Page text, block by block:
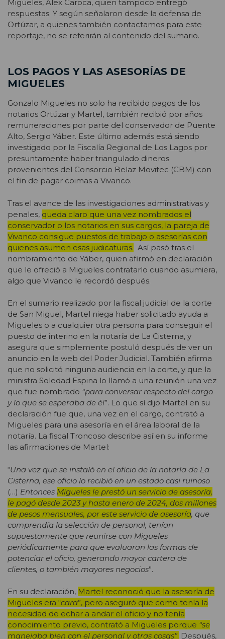
Migueles, Álex Caroca, quien tampoco entregó
respuestas. Y según señalaron desde la defensa de
Ortúzar, a quienes también contactamos para este
reportaje, no se referirán al contenido del sumario.
LOS PAGOS Y LAS ASESORÍAS DE
MIGUELES
Gonzalo Migueles no solo ha recibido pagos de los
notarios Ortúzar y Martel, también recibió por años
remuneraciones por parte del conservador de Puente
Alto, Sergio Yáber. Este último además está siendo
investigado por la Fiscalía Regional de Los Lagos por
presuntamente haber triangulado dineros
provenientes del Consorcio Belaz Movitec (CBM) con
el fin de pagar coimas a Vivanco.
Tras el avance de las investigaciones administrativas y
penales, queda claro que una vez nombrados el
conservador o los notarios en sus cargos, la pareja de
Vivanco consigue puestos de trabajo o asesorías con
quienes asumen esas judicaturas. Así pasó tras el
nombramiento de Yáber, quien afirmó en declaración
que le ofreció a Migueles contratarlo cuando asumiera,
algo que Vivanco le recordó después.
En el sumario realizado por la fiscal judicial de la corte
de San Miguel, Martel niega haber solicitado ayuda a
Migueles o a cualquier otra persona para conseguir el
puesto de interino en la notaría de La Cisterna, y
asegura que simplemente postuló después de ver un
anuncio en la web del Poder Judicial. También afirma
que no solicitó ninguna audiencia en la corte, y que la
ministra Soledad Espina lo llamó a una reunión una vez
que fue nombrado “para conversar respecto del cargo
y lo que se esperaba de él”. Lo que sí dijo Martel en su
declaración fue que, una vez en el cargo, contrató a
Migueles para una asesoría en el área laboral de la
notaría. La fiscal Troncoso describe así en su informe
las afirmaciones de Martel:
“Una vez que se instaló en el oficio de la notaría de La
Cisterna, ese oficio lo recibió en un estado casi ruinoso
(…) Entonces Migueles le prestó un servicio de asesoría,
le pagó desde 2023 y hasta enero de 2024, dos millones
de pesos mensuales, por este servicio de asesoría, que
comprendía la selección de personal, tenían
supuestamente que reunirse con Migueles
periódicamente para que evaluaran las formas de
potenciar el oficio, generando mayor cartera de
clientes, o también mayores negocios”.
En su declaración, Martel reconoció que la asesoría de
Migueles era “cara”, pero aseguró que como tenía la
necesidad de echar a andar el oficio y no tenía
conocimiento previo, contrató a Migueles porque “se
manejaba bien con el personal y otras cosas”. Después,